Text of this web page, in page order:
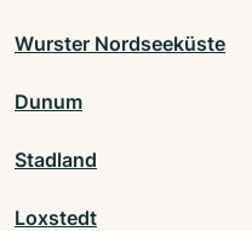
Wurster Nordseeküste
Dunum
Stadland
Loxstedt